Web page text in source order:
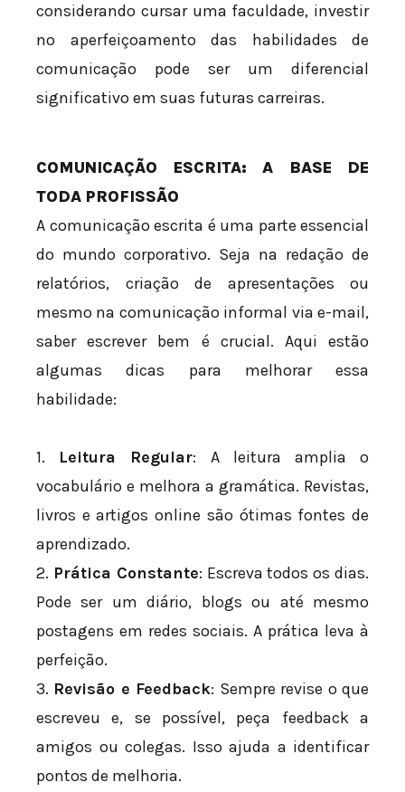
considerando cursar uma faculdade, investir
no aperfeiçoamento das habilidades de
comunicação pode ser um diferencial
significativo em suas futuras carreiras.
COMUNICAÇÃO ESCRITA: A BASE DE
TODA PROFISSÃO
A comunicação escrita é uma parte essencial
do mundo corporativo. Seja na redação de
relatórios, criação de apresentações ou
mesmo na comunicação informal via e-mail,
saber escrever bem é crucial. Aqui estão
algumas dicas para melhorar essa
habilidade:
1. Leitura Regular: A leitura amplia o
vocabulário e melhora a gramática. Revistas,
livros e artigos online são ótimas fontes de
aprendizado.
2. Prática Constante: Escreva todos os dias.
Pode ser um diário, blogs ou até mesmo
postagens em redes sociais. A prática leva à
perfeição.
3. Revisão e Feedback: Sempre revise o que
escreveu e, se possível, peça feedback a
amigos ou colegas. Isso ajuda a identificar
pontos de melhoria.